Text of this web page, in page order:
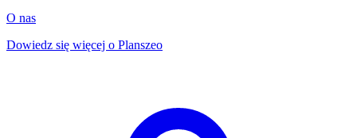
O nas
Dowiedz się więcej o Planszeo